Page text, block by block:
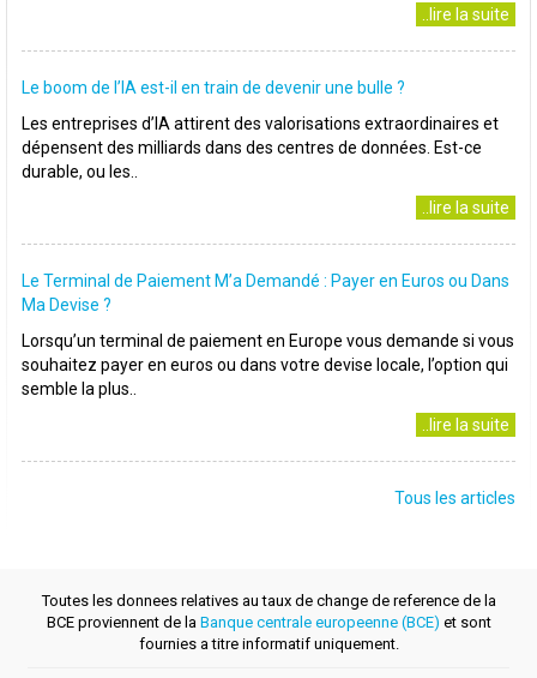
..lire la suite
Le boom de l’IA est-il en train de devenir une bulle ?
Les entreprises d’IA attirent des valorisations extraordinaires et
dépensent des milliards dans des centres de données. Est-ce
durable, ou les..
..lire la suite
Le Terminal de Paiement M’a Demandé : Payer en Euros ou Dans
Ma Devise ?
Lorsqu’un terminal de paiement en Europe vous demande si vous
souhaitez payer en euros ou dans votre devise locale, l’option qui
semble la plus..
..lire la suite
Tous les articles
Toutes les donnees relatives au taux de change de reference de la
BCE proviennent de la Banque centrale europeenne (BCE) et sont
fournies a titre informatif uniquement.